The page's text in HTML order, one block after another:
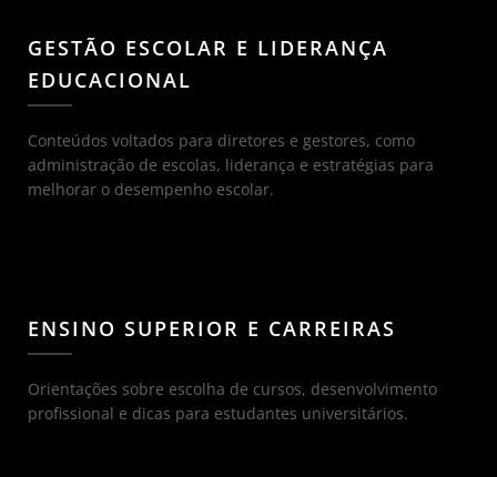
GESTÃO ESCOLAR E LIDERANÇA
EDUCACIONAL
Conteúdos voltados para diretores e gestores, como
administração de escolas, liderança e estratégias para
melhorar o desempenho escolar.
ENSINO SUPERIOR E CARREIRAS
Orientações sobre escolha de cursos, desenvolvimento
profissional e dicas para estudantes universitários.